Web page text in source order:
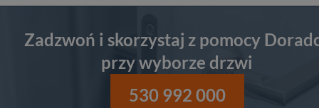
Zadzwoń i skorzystaj z pomocy
przy wyborze drzwi
530 992 000